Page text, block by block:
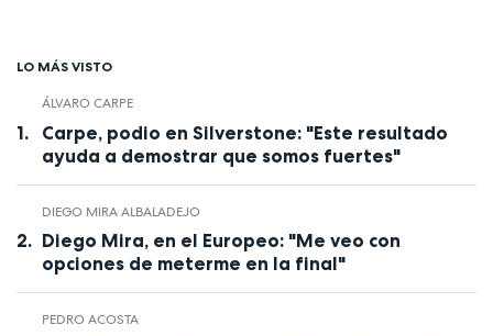
LO MÁS VISTO
ÁLVARO CARPE
Carpe, podio en Silverstone: "Este resultado
ayuda a demostrar que somos fuertes"
DIEGO MIRA ALBALADEJO
Diego Mira, en el Europeo: "Me veo con
opciones de meterme en la final"
PEDRO ACOSTA